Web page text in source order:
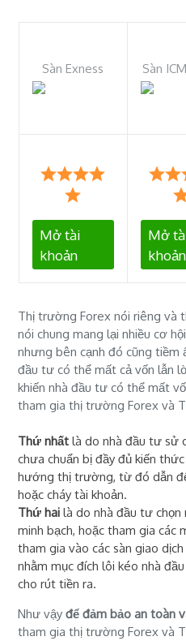
Sàn Exness Sàn
Mở tài
khoản
Mở
khoản
Thị trường Forex nói riêng và
nói chung mang lại nhiều cơ
nhưng bên cạnh đó cũng tiềm
đầu tư có thể mất cả vốn lẫn
khiến nhà đầu tư có thể mất
tham gia thị trường Forex và
Thứ nhất là do nhà đầu tư sử
chưa chuẩn bị đầy đủ kiến
hướng thị trường, từ đó dẫn
hoặc cháy tài khoản.
Thứ hai là do nhà đầu tư chọn
minh bạch, hoặc tham gia các
tham gia vào các sàn giao
nhằm mục đích lôi kéo nhà
cho rút tiền ra.
Như vậyđể đảm bảo an toàn
tham gia thị trường Forex và